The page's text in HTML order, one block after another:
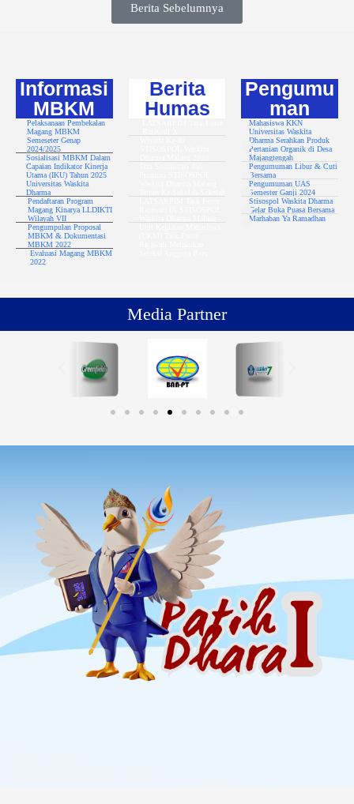
Berita Sebelumnya
Informasi
MBKM
Pelaksanaan Pembekalan
Magang MBKM
Semeseter Genap
2024/2025
Sosialisasi MBKM Dalam
Capaian Indikator Kinerja
Utama (IKU) Tahun 2025
Universitas Waskita
Dharma
Pendaftaran Program
Magang Kinarya LLDIKTI
Wilayah VII
Pengumpulan Proposal
MBKM & Dokumentasi
MBKM 2022
Evaluasi Magang MBKM
2022
Berita
Humas
Pengumu
man
Mahasiswa KKN
Universitas Waskita
Dharma Serahkan Produk
Pertanian Organik di Desa
Majangtengah
Pengumuman Libur & Cuti
Bersama
Pengumuman UAS
Semester Ganji 2024
Stisospol Waskita Dharma
Gelar Buka Puasa Bersama
Marhaban Ya Ramadhan
Media Partner